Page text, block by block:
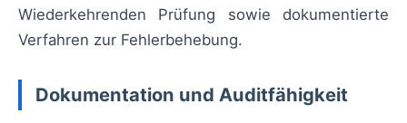
Wiederkehrenden Prüfung sowie dokumentierte
Verfahren zur Fehlerbehebung.
Dokumentation und Auditfähigkeit